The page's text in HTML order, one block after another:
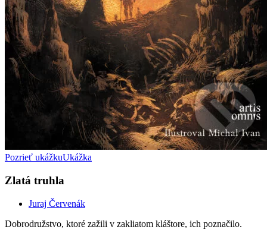
Pozrieť ukážkuUkážka
Zlatá truhla
Juraj Červenák
Dobrodružstvo, ktoré zažili v zakliatom kláštore, ich poznačilo.